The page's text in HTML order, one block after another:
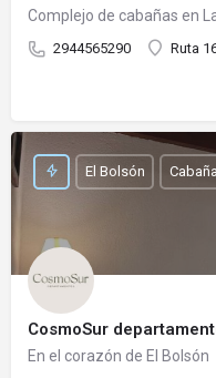
2944565290 Ruta
CosmoSur
En el corazón de El Bolsón
El Bolsón